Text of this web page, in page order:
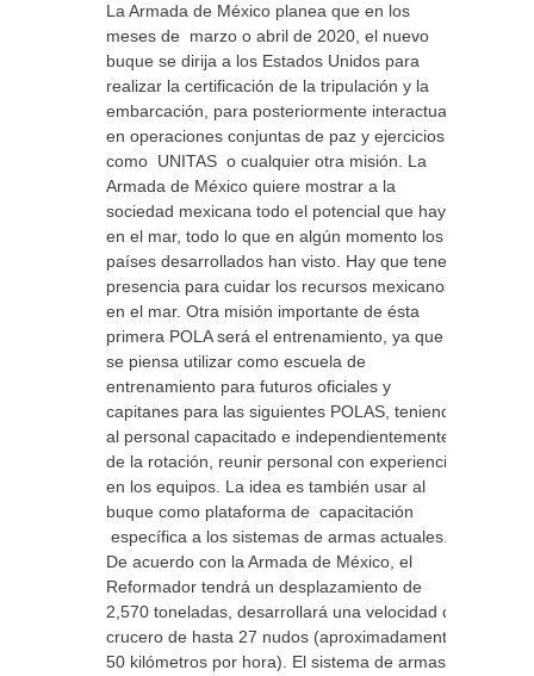
La Armada de México planea que en los
meses de marzo o abril de 2020, el nuevo
buque se dirija a los Estados Unidos para
realizar la certificación de la tripulación y la
embarcación, para posteriormente interactuar
en operaciones conjuntas de paz y ejercicios
como UNITAS o cualquier otra misión. La
Armada de México quiere mostrar a la
sociedad mexicana todo el potencial que hay
en el mar, todo lo que en algún momento los
países desarrollados han visto. Hay que tener
presencia para cuidar los recursos mexicanos
en el mar. Otra misión importante de ésta
primera POLA será el entrenamiento, ya que
se piensa utilizar como escuela de
entrenamiento para futuros oficiales y
capitanes para las siguientes POLAS, teniendo
al personal capacitado e independientemente
de la rotación, reunir personal con experiencia
en los equipos. La idea es también usar al
buque como plataforma de capacitación
específica a los sistemas de armas actuales.
De acuerdo con la Armada de México, el
Reformador tendrá un desplazamiento de
2,570 toneladas, desarrollará una velocidad de
crucero de hasta 27 nudos (aproximadamente
50 kilómetros por hora). El sistema de armas